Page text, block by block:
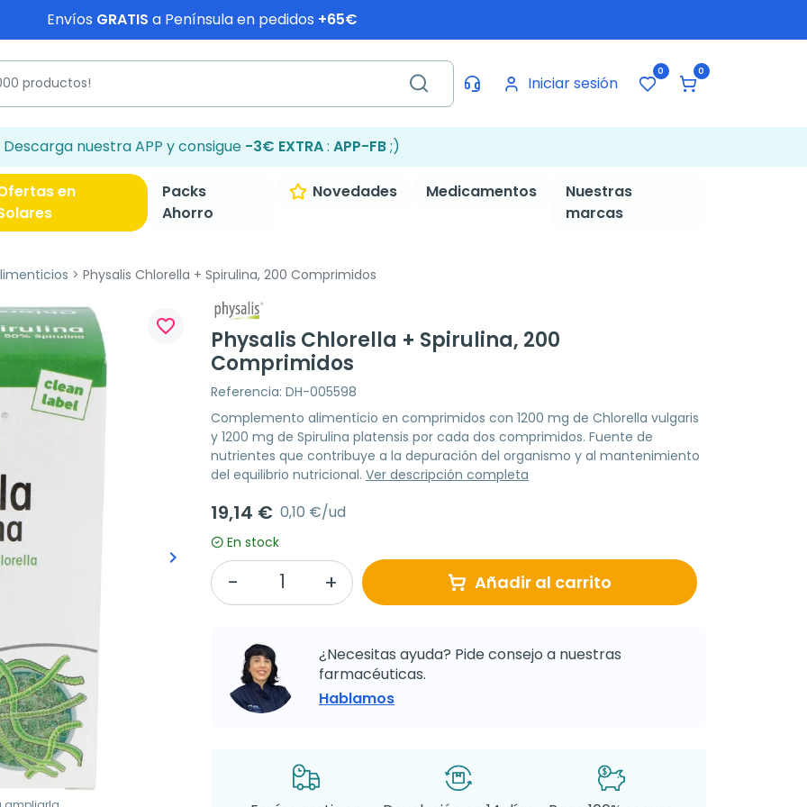
Envíos GRATIS a Península en pedidos +65€
Iniciar sesión
0 0
Descarga nuestra APP y consigue -3€ EXTRA: APP-FB;)
en
Packs
Ahorro
Novedades Medicamentos
Nuestras
marcas
Physalis Chlorella + Spirulina, 200 Comprimidos
Siguiente
keyboard_arrow_right
favorite_border
Physalis Chlorella + Spirulina, 200
Comprimidos
Referencia: DH-005598
Complemento alimenticio en comprimidos con 1200 mg de Chlorella vulgaris
y 1200 mg de Spirulina platensis por cada dos comprimidos. Fuente de
nutrientes que contribuye a la depuración del organismo y al mantenimiento
del equilibrio nutricional. Ver descripción completa
19,14 € 0,10 €/ud
En stock
Añadir al carrito
¿Necesitas ayuda? Pide consejo a nuestras
farmacéuticas.
Hablamos